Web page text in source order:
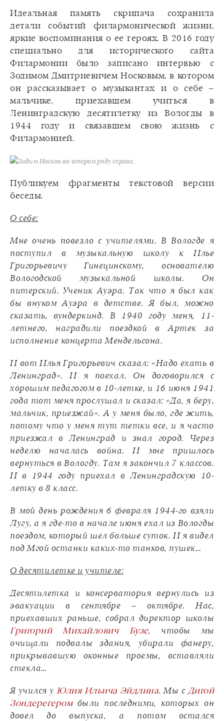
Идеальная память скрипача сохранила
детали событий филармонической жизни,
яркие воспоминания о ее героях. В 2016 году
специально для исторического сайта
Филармонии было записано интервью с
Зодимом Дмитриевичем Носковым, в котором
он рассказывает о музыкантах и о себе –
мальчике, приехавшем учиться в
Ленинградскую десятилетку из Вологды в
1944 году и связавшем свою жизнь с
Филармонией.
Зодим Носков во втором ряду справа.
Публикуем фрагменты текстовой версии
беседы.
О себе:
Мне очень повезло с учителями. В Вологде я
поступил в музыкальную школу к Илье
Григорьевичу Гинецинскому, основателю
Вологодской музыкальной школы. Он
питерский. Ученик Ауэра. Так что я был как
бы внуком Ауэра в детстве. Я был, можно
сказать, вундеркинд. В 1940 году меня, 11-
летнего, наградили поездкой в Артек за
исполнение концерта Мендельсона.
И вот Илья Григорьевич сказал: «Надо ехать в
Ленинград». И я поехал. Он договорился с
хорошим педагогом в 10-летке, и 16 июня 1941
года тот меня прослушал и сказал: «Да, я беру,
мальчик, приезжай». А у меня было, где жить,
потому что у меня тут тетки все, и я часто
приезжал в Ленинград и знал город. Через
неделю началась война. И мне пришлось
вернуться в Вологду. Там я закончил 7 классов.
И в 1944 году приехал в Ленинградскую 10-
летку в 8 класс.
В мой день рождения 6 февраля 1944-го взяли
Лугу, а я где-то в начале июня ехал из Вологды
поездом, который шел больше суток. И я видел
под Мгой останки каких-то танков, пушек…
О десятилетке и учителе:
Десятилетка и консерватория вернулись из
эвакуации в сентябре – октябре. Нас,
приехавших раньше, собрал директор школы
Григорий Михайлович Бузе, чтобы мы
очищали подвалы здания, убирали фанеру,
прикрывавшую оконные проемы, вставляли
стекла…
Я учился у Юлия Ильича Эйдлина. Мы с Дигой
Зондерегеромбыли последними, которых он
довел до выпуска, а потом остался